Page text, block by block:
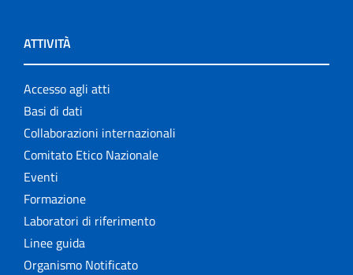
ATTIVITÀ
Accesso agli atti
Basi di dati
Collaborazioni internazionali
Comitato Etico Nazionale
Eventi
Formazione
Laboratori di riferimento
Linee guida
Organismo Notificato